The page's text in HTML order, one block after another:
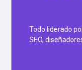
Todo liderado
SEO,